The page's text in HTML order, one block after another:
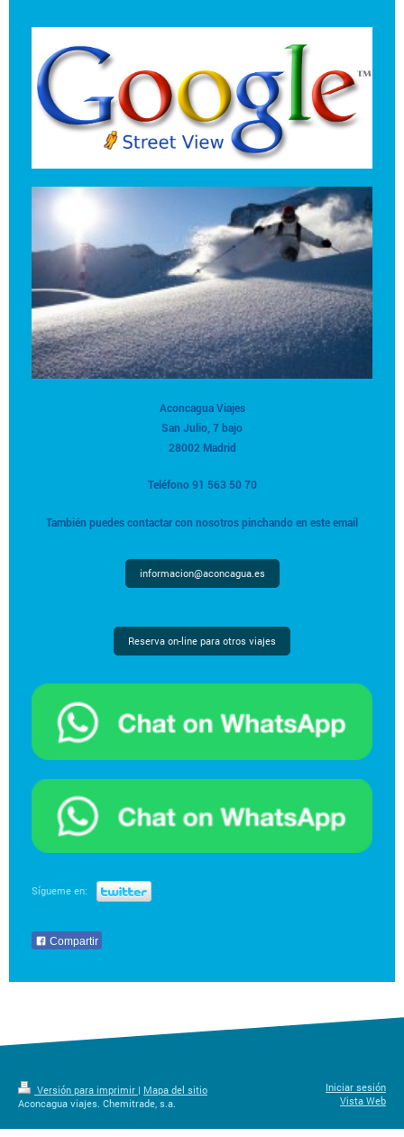
Aconcagua Viajes
San Julio, 7 bajo
28002 Madrid
Teléfono 91 563 50 70
También puedes contactar con nosotros pinchando en este email
informacion@aconcagua.es
Reserva on-line para otros viajes
Sígueme en:
Compartir
Versión para imprimir | Mapa del sitio
Aconcagua viajes. Chemitrade, s.a.
Iniciar sesión
Vista Web